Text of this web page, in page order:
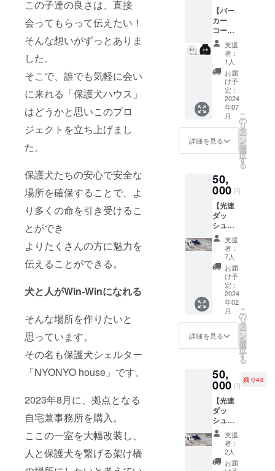
この子達の良さは、直接
会ってもらって伝えたい！
そんな想いがずっとありま
した。
そこで、誰でも気軽に会い
に来れる「保護犬ハウス」
はどうかと思いこのプロ
ジェクトを立ち上げまし
た。
保護犬たちの安心で安全な
場所を確保することで、よ
り多くの命を引き受けるこ
とができ
よりたくさんの方に魅力を
伝えることができる。
犬と人がWin-Winになれる
そんな場所を作りたいと
思っています。
その名も保護犬シェルター
「NYONYO house」です。
2023年8月に、拠点となる
自宅兼事務所を購入。
ここの一室を大幅改装し、
人と保護犬を繋げる架け橋
●お礼
のメッ
セージ
●オリジ
ナルト
リーツ
サポケ
ア 300g
【ク
リーム
チーズ
フレー
バー】
【パー
カー
コー
ス】
30000
円 ●保
護犬
シェル
ター
「NYO
NYO
house
」の建
築代に
あてさ
ます。
●お礼
のメッ
セージ
●ファ
ジー＆
ウルオ
リジナ
ルパー
カー
支援
者：
1人
お届
け予
定：
2024
年07
月
詳細を見る
こ
の
リ
タ
ー
ン
を
選
択
す
る
50,
000 円
【光速
ダッ
シュ
コー
ス】
50000
円 ●ご
支援金
すべて
を保護
犬シェ
ルター
「NYO
NYO
house
あてさ
せてい
ただき
ます。
●お礼
のメッ
セージ
支援
者：
7人
お届
け予
定：
2024
年02
月
詳細を見る
こ
の
リ
タ
ー
ン
を
選
択
す
る
50,
000 円
残り48
【光速
ダッ
シュプ
ライス
コー
ス】
50000
支援
者：
2人
お届